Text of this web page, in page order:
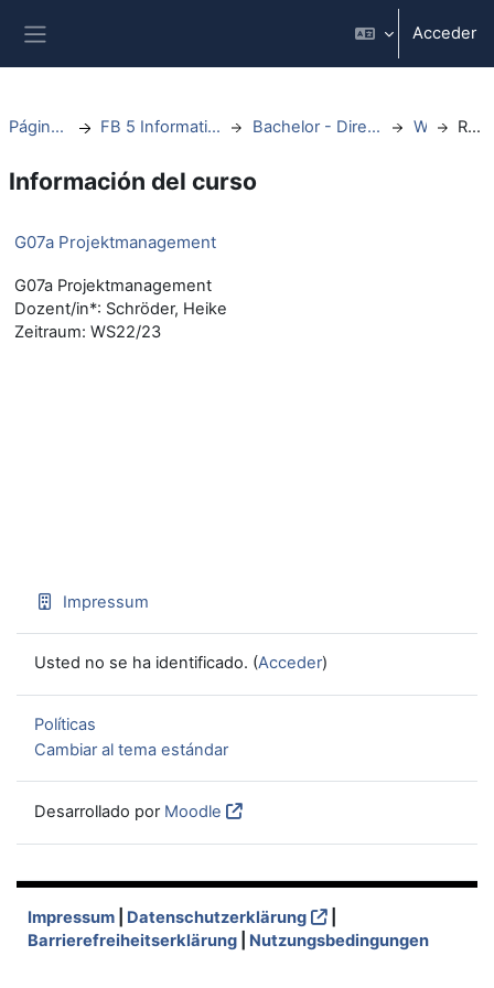
Acceder
Página Principal FB 5 Informationswissenschaften Bachelor - Direktstudium - ab WS20 WS22 Resumen
Información del curso
G07a Projektmanagement
G07a Projektmanagement
Dozent/in*: Schröder, Heike
Zeitraum: WS22/23
Impressum
Usted no se ha identificado. (Acceder)
Políticas
Cambiar al tema estándar
Desarrollado por Moodle
Impressum Datenschutzerklärung
Barrierefreiheitserklärung
Nutzungsbedingungen